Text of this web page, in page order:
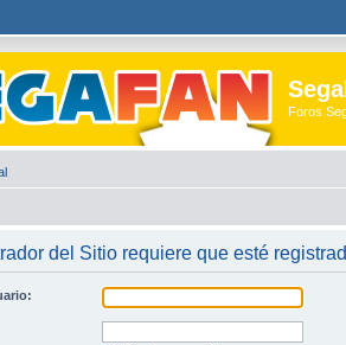
Foros
del Sitio requiere que esté